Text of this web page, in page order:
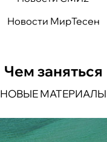
Новости МирТесен
Чем заняться
НОВЫЕ МАТЕРИАЛЫ